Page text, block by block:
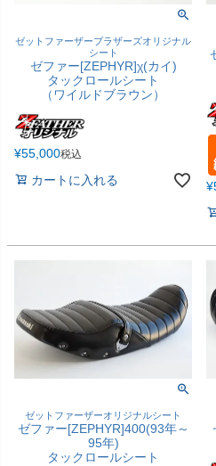
ゼットファーザーブラザーズオリジナル
シート
ゼファー[ZEPHYR]χ(カイ)
タックロールシート
（ワイルドブラウン）
¥55,000税込
カートに入れる ¥
ゼットファーザーオリジナルシート
ゼファー[ZEPHYR]400(93年～
95年)
タックロールシート